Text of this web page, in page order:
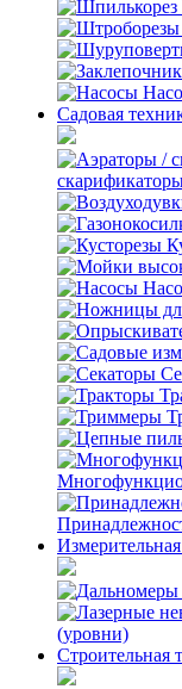
Садовая
(уровни)
Строительная